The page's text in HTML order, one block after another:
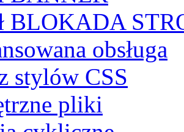
BLOKADA
obsługa
stylów CSS
pliki